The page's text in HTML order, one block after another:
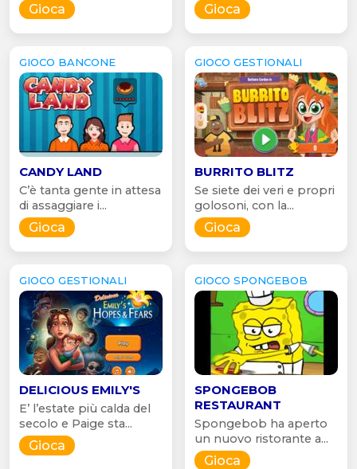
Gioca Gioca
GIOCO BANCONE
CANDY LAND
C’è tanta gente in attesa
di assaggiare i...
Gioca
GIOCO GESTIONALI
BURRITO BLITZ
Se siete dei veri e propri
golosoni, con la...
Gioca
GIOCO GESTIONALI
DELICIOUS EMILY'S
E’ l’estate più calda del
secolo e Paige sta...
Gioca
GIOCO SPONGEBOB
SPONGEBOB
RESTAURANT
Spongebob ha aperto
un nuovo ristorante a...
Gioca